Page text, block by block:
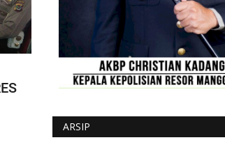
ARSIP